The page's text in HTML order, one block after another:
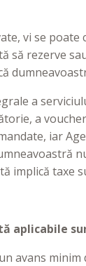
vi se
să rezerve
a
a
iar
implică taxe
aplicabile
avans